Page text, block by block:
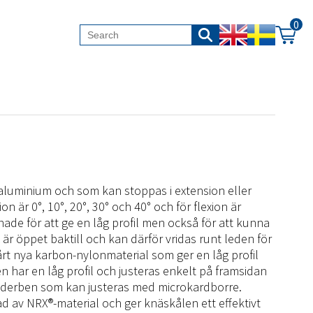
0
och som kan stoppas i extension eller
0°, 10°, 20°, 30° och 40° och för flexion är
för att ge en låg profil men också för att kunna
öppet baktill och kan därför vridas runt leden för
nya karbon-nylonmaterial som ger en låg profil
har en låg profil och justeras enkelt på framsidan
som kan justeras med microkardborre.
NRX®-material och ger knäskålen ett effektivt